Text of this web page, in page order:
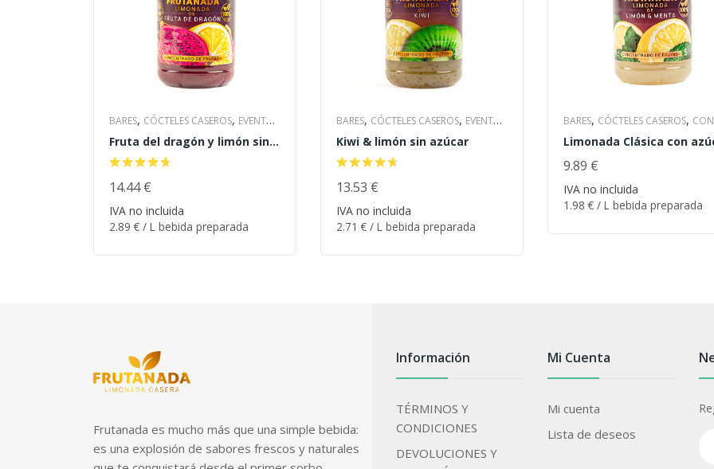
BARES, CÓCTELES CASEROS, EVENTOS
& BODAS, HOTELES Y CATERING ,
LIMONADA CASERA
RESTAURANTES
Fruta del dragón y limón sin
azúcar
14.44€
IVA no incluida
2.89€ / L bebida preparada
2.89€/ L bebida preparada
ORDENAR
BARES, CÓCTELES CASEROS, EVENTOS
& BODAS ,HOTELES Y CATERING
LIMONADA CASERA
RESTAURANTES
Kiwi & limón sin azúcar
13.53 €
IVA no incluida
2.71€ / L bebida preparada
2.71€/ L bebida preparada
ORDENAR
BARES, CÓCTELES CASEROS, CON
AZÚCAR,EVENTOS & BODAS,
HOTELES Y CATERING
CASERA ,PARA LA PLAYA
RESTAURANTES
Limonada Clásica con
9.89 €
IVA no incluida
1.98€ / L bebida preparada
1.98€ / L bebida preparada
ORDENAR
Frutanada es mucho más que una simple bebida:
es una explosión de sabores frescos y naturales
Información
TÉRMINOS Y
CONDICIONES
DEVOLUCIONES Y
Mi Cuenta
Mi cuenta
Lista de deseos